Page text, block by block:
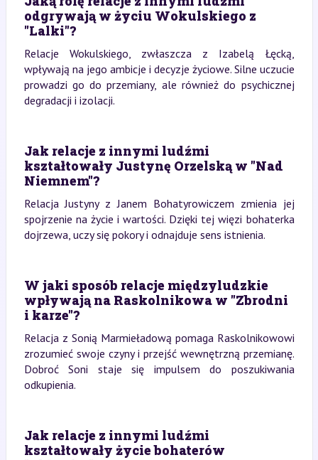
odgrywają w życiu Wokulskiego z
"Lalki"?
Relacje Wokulskiego, zwłaszcza z Izabelą Łęcką,
wpływają na jego ambicje i decyzje życiowe. Silne uczucie
prowadzi go do przemiany, ale również do psychicznej
degradacji i izolacji.
Jak relacje z innymi ludźmi
kształtowały Justynę Orzelską w "Nad
Niemnem"?
Relacja Justyny z Janem Bohatyrowiczem zmienia jej
spojrzenie na życie i wartości. Dzięki tej więzi bohaterka
dojrzewa, uczy się pokory i odnajduje sens istnienia.
W jaki sposób relacje międzyludzkie
wpływają na Raskolnikowa w "Zbrodni
i karze"?
Relacja z Sonią Marmieładową pomaga Raskolnikowowi
zrozumieć swoje czyny i przejść wewnętrzną przemianę.
Dobroć Soni staje się impulsem do poszukiwania
odkupienia.
Jak relacje z innymi ludźmi
kształtowały życie bohaterów